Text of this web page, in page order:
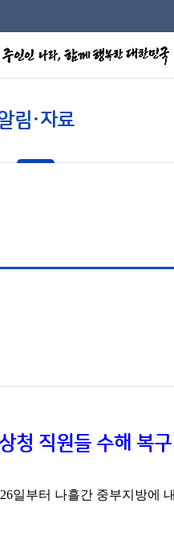
림·자료
청 직원들 수해 복
일부터 나흘간 중부지방에